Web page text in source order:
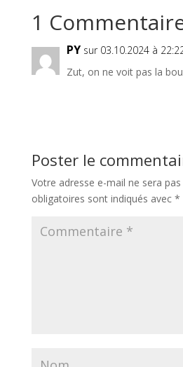
1
PY sur 03.10.2024 à
Zut, on ne voit pas la
Poster le
Votre adresse e-mail ne sera pas
obligatoires sont indiqués avec *